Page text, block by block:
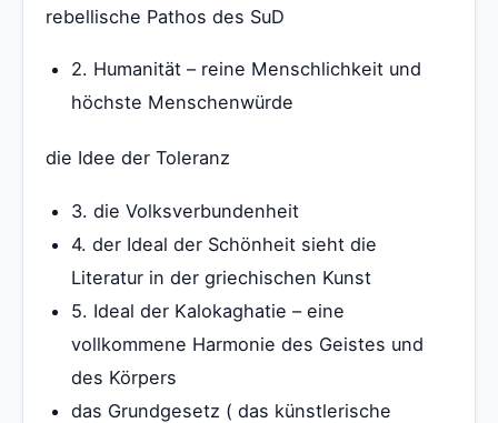
rebellische Pathos des SuD
2. Humanität – reine Menschlichkeit und
höchste Menschenwürde
die Idee der Toleranz
3. die Volksverbundenheit
4. der Ideal der Schönheit sieht die
Literatur in der griechischen Kunst
5. Ideal der Kalokaghatie – eine
vollkommene Harmonie des Geistes und
des Körpers
das Grundgesetz ( das künstlerische